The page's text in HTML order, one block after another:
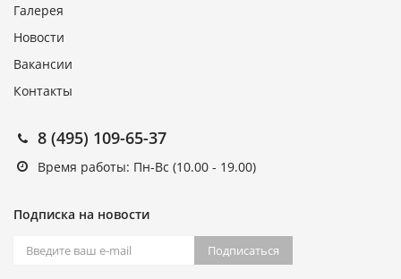
Галерея
Новости
Вакансии
Контакты
8 (495) 109-65-37
Время работы: Пн-Вс (10.00 - 19.00)
Подписка на новости
Подписаться